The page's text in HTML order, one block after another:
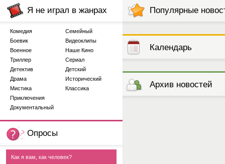
Я не играл в жанрах
Комедия
Боевик
Военное
Триллер
Детектив
Драма
Мистика
Приключения
Документальный
Семейный
Видеоклипы
Наше Кино
Сериал
Детский
Исторический
Классика
Опросы
Как я вам, как человек?
Популярные
Календарь
выступлений
Архив новостей